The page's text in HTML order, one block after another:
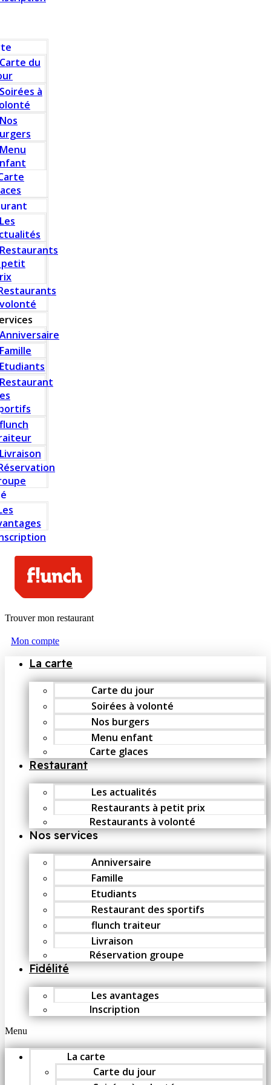
Carte du
Soirées à
Nos
Menu
Les
Restaurants
petit
Anniversaire
Famille
Etudiants
Restaurant
flunch
Livraison
Trouver mon restaurant
Mon compte
La carte
Carte du jour
Soirées à volonté
Nos burgers
Menu enfant
Carte glaces
Restaurant
Les actualités
Restaurants à petit prix
Restaurants à volonté
Nos services
Anniversaire
Famille
Etudiants
Restaurant des sportifs
flunch traiteur
Livraison
Réservation groupe
Fidélité
Les avantages
Inscription
Menu
La carte
Carte du jour